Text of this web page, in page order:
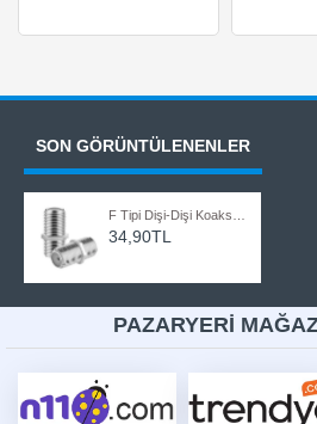
SON GÖRÜNTÜLENENLER
34,90TL
PAZARYERİ